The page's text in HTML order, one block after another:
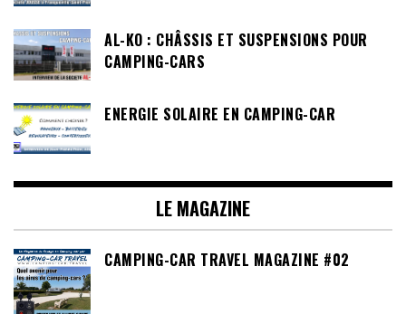
AL-KO : CHÂSSIS ET SUSPENSIONS POUR
CAMPING-CARS
ENERGIE SOLAIRE EN CAMPING-CAR
LE MAGAZINE
CAMPING-CAR TRAVEL MAGAZINE #02